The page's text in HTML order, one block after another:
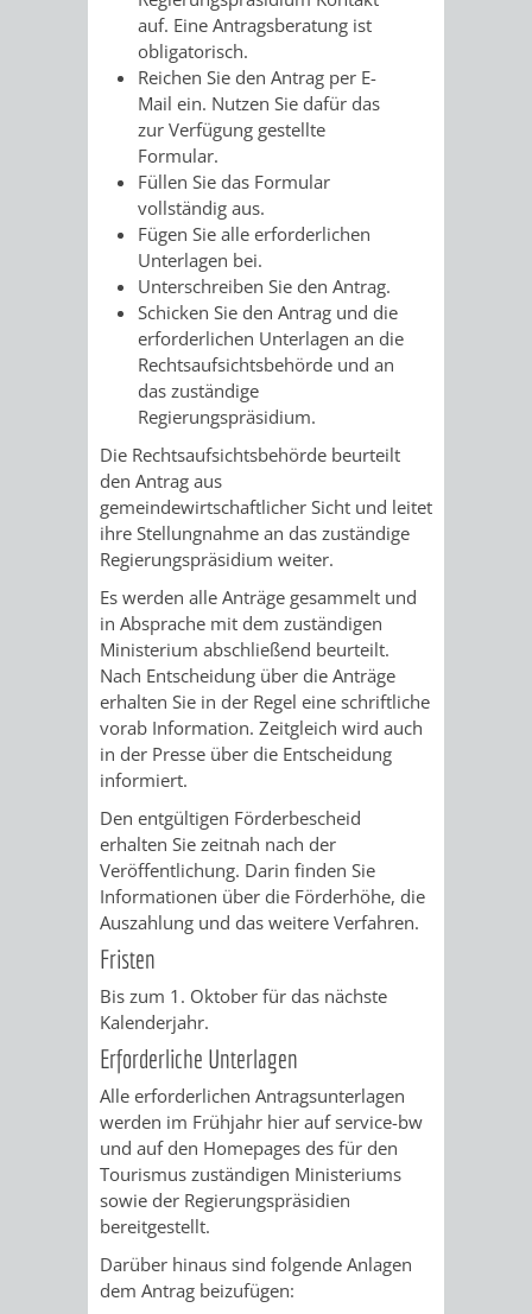
EIGENBETRIEB
PRESSE-
UND
DES
DES RECHT
FINANZEN
UND
auf. Eine Antragsberatung ist
obligatorisch.
Reichen Sie den Antrag per E-
Mail ein. Nutzen Sie dafür das
zur Verfügung gestellte
Formular.
Füllen Sie das Formular
vollständig aus.
Fügen Sie alle erforderlichen
Unterlagen bei.
Unterschreiben Sie den Antrag.
Schicken Sie den Antrag und die
erforderlichen Unterlagen an die
Rechtsaufsichtsbehörde und an
das zuständige
Regierungspräsidium.
Die Rechtsaufsichtsbehörde beurteilt
den Antrag aus
gemeindewirtschaftlicher Sicht und leitet
ihre Stellungnahme an das zuständige
Regierungspräsidium weiter.
Es werden alle Anträge gesammelt und
in Absprache mit dem zuständigen
Ministerium abschließend beurteilt.
Nach Entscheidung über die Anträge
erhalten Sie in der Regel eine schriftliche
vorab Information. Zeitgleich wird auch
in der Presse über die Entscheidung
informiert.
Den entgültigen Förderbescheid
erhalten Sie zeitnah nach der
Veröffentlichung. Darin finden Sie
Informationen über die Förderhöhe, die
Auszahlung und das weitere Verfahren.
Fristen
Bis zum 1. Oktober für das nächste
Kalenderjahr.
Erforderliche Unterlagen
Alle erforderlichen Antragsunterlagen
werden im Frühjahr hier auf service-bw
und auf den Homepages des für den
Tourismus zuständigen Ministeriums
sowie der Regierungspräsidien
bereitgestellt.
Darüber hinaus sind folgende Anlagen
dem Antrag beizufügen: